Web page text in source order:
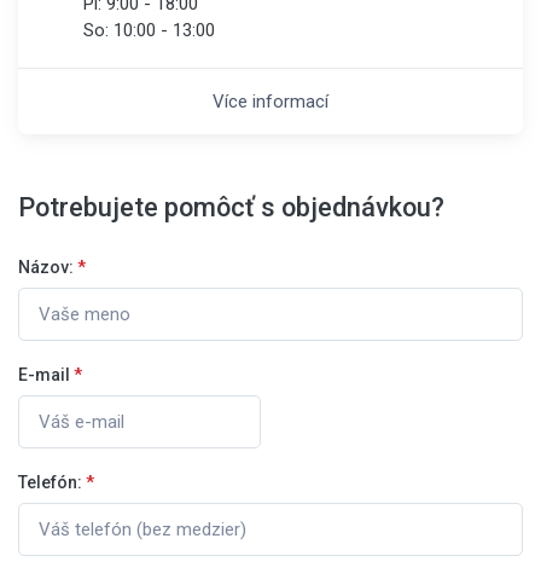
So: 10:00 - 13:00
Více informací
Potrebujete pomôcť s objednávkou?
Názov: *
E-mail *
Telefón: *